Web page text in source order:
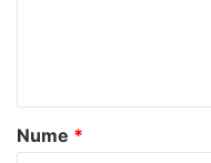
a
r
Nume *